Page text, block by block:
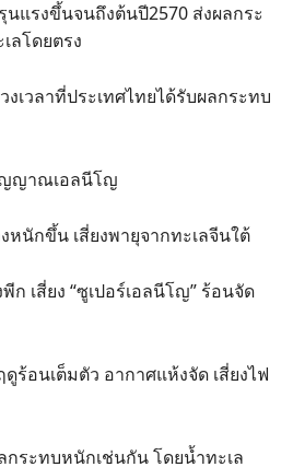
นแรงขึ้นจนถึงต้นปี2570 ส่งผลกระ
ลโดยตรง
งเวลาที่ประเทศไทยได้รับผลกระทบ
ญญาณเอลนีโญ
หนักขึ้น เสี่ยงพายุจากทะเลจีนใต้
ก เสี่ยง “ซูเปอร์เอลนีโญ” ร้อนจัด
ร้อนเต็มตัว อากาศแห้งจัด เสี่ยงไฟ
กระทบหนักเช่นกัน โดยน้ำทะเล